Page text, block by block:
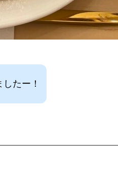
たー！